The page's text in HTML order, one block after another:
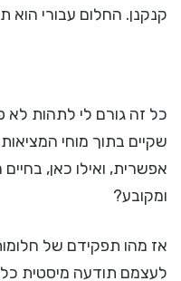
קנקנן. החלום עבורי הוא
כל זה גורם לי לתהות לא
שקיים בתוך מוחי
אפשרית, ואילו כאן,
ומקובע?
אז מהו תפקידם של
לעצמם תודעה מיסטית